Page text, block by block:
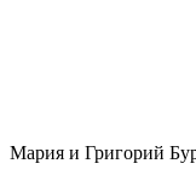
Мария и Григорий